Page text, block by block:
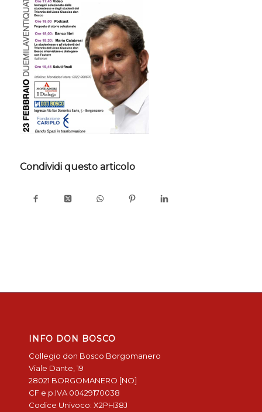
Condividi questo articolo
INFO DON BOSCO
Collegio don Bosco Borgomanero
Viale Dante, 19
28021 BORGOMANERO [NO]
CF e p.IVA 00429170038
Codice Univoco: X2PH38J